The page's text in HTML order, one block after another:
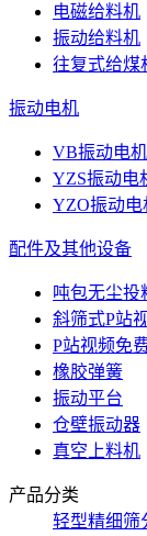
电磁给料机
振动给料机
往复式给煤
振动电机
VB振动电机
YZS振动电
YZO振动电
配件及其他设备
吨包无尘投
斜筛式P站
P站视频免
橡胶弹簧
振动平台
仓壁振动器
真空上料机
产品分类
轻型精细筛